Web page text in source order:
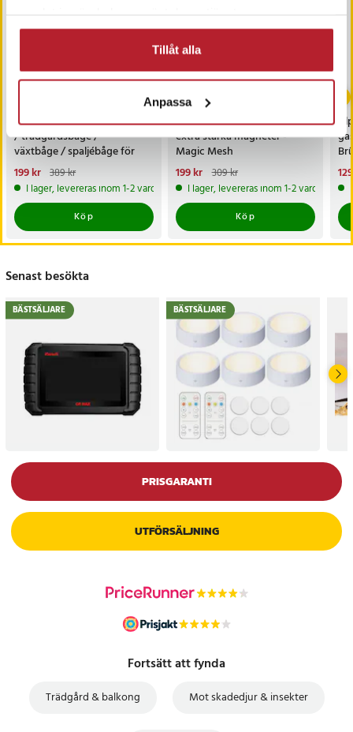
Tillåt alla
Anpassa
-49%
Rosenbåge 240 x 140 cm
/ trädgårdsbåge /
växtbåge / spaljébåge för
klätterväxter och rosor
Nuvarande pris
199 krTidigare pris:389 kr
199 kr 389 kr
I lager, levereras inom 1-2 vardagar
Köp
-36%
Vit myggnätsdörr med
extra starka magneter -
Magic Mesh
Nuvarande pris
199 krTidigare pris:309 kr
199 kr 309 kr
I lager, levereras inom 1-2 vardagar
Köp
Senast besökta
BÄSTSÄLJARE BÄSTSÄLJARE
PRISGARANTI
UTFÖRSÄLJNING
Fortsätt att fynda
Trädgård & balkong Mot skadedjur & insekter